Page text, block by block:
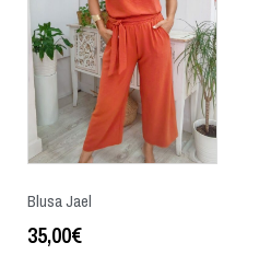
Blusa Jael
35,00€